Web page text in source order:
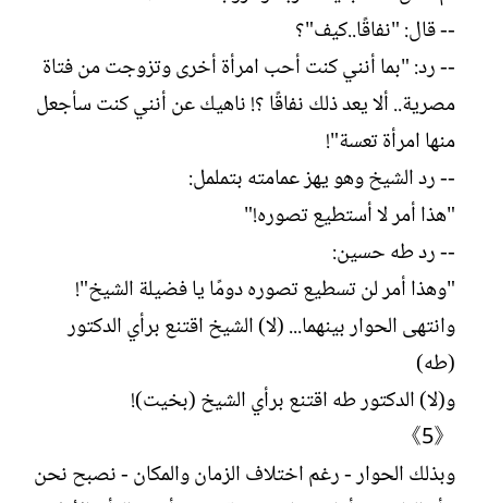
-- قال: "نفاقًا..كيف"؟
-- رد: "بما أنني كنت أحب امرأة أخرى وتزوجت من فتاة
مصرية.. ألا يعد ذلك نفاقًا ؟! ناهيك عن أنني كنت سأجعل
منها امرأة تعسة"!
-- رد الشيخ وهو يهز عمامته بتململ:
"هذا أمر لا أستطيع تصوره!"
-- رد طه حسين:
"وهذا أمر لن تسطيع تصوره دومًا يا فضيلة الشيخ"!
وانتهى الحوار بينهما... (لا) الشيخ اقتنع برأي الدكتور
(طه)
و(لا) الدكتور طه اقتنع برأي الشيخ (بخيت)!
《5》
وبذلك الحوار - رغم اختلاف الزمان والمكان - نصبح نحن